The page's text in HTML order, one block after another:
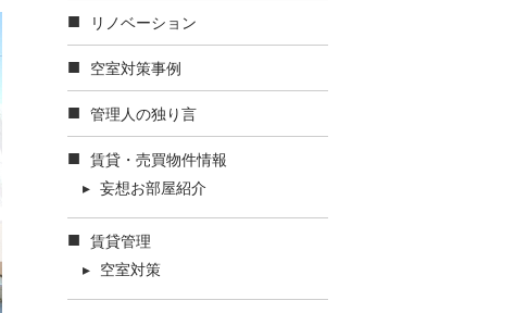
リノベーション
空室対策事例
管理人の独り言
賃貸・売買物件情報
妄想お部屋紹介
賃貸管理
空室対策